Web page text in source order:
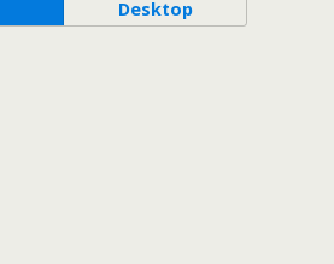
Desktop